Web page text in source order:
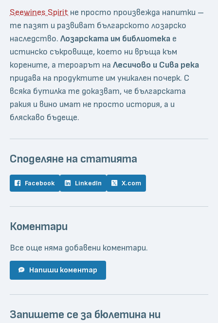
Seewines Spirit не просто произвежда напитки –
те пазят и развиват българското лозарско
наследство. Лозарската им библиотека е
истинско съкровище, което ни връща към
корените, а тероарът на Лесичово и Сива река
придава на продуктите им уникален почерк. С
всяка бутилка те доказват, че българската
ракия и вино имат не просто история, а и
бляскаво бъдеще.
Споделяне на статията
Facebook LinkedIn X.com
Коментари
Все още няма добавени коментари.
Напиши коментар
Запишете се за бюлетина ни